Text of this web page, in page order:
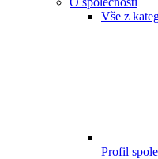
Vše z
Profil